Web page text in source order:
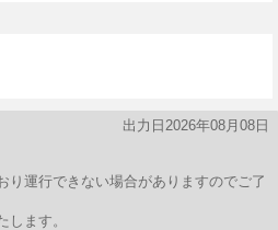
出力日2026年08月08日
運行できない場合がありますのでご了
ます。